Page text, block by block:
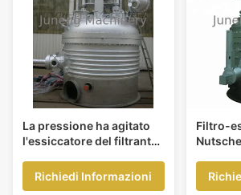
La pressione ha agitato
l'essiccatore del filtrante
filtrazione ed asciugarsi
Richiedi Informazioni
Filtro-
portata